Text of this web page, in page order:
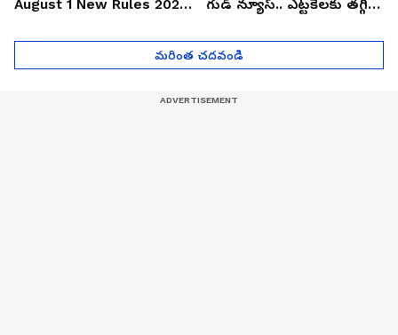
August 1 New Rules 2026
గుడ్ న్యూస్.. ఎట్టకేలకు తగ్గిన
మరింత చదవండి